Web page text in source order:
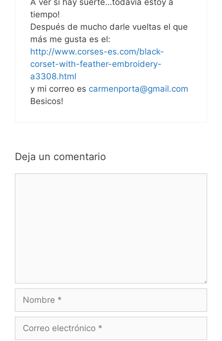
A ver si hay suerte…todavía estoy a
tiempo!
Después de mucho darle vueltas el que
más me gusta es el:
http://www.corses-es.com/black-
corset-with-feather-embroidery-
a3308.html
y mi correo es carmenporta@gmail.com
Besicos!
Deja un comentario
electrónico